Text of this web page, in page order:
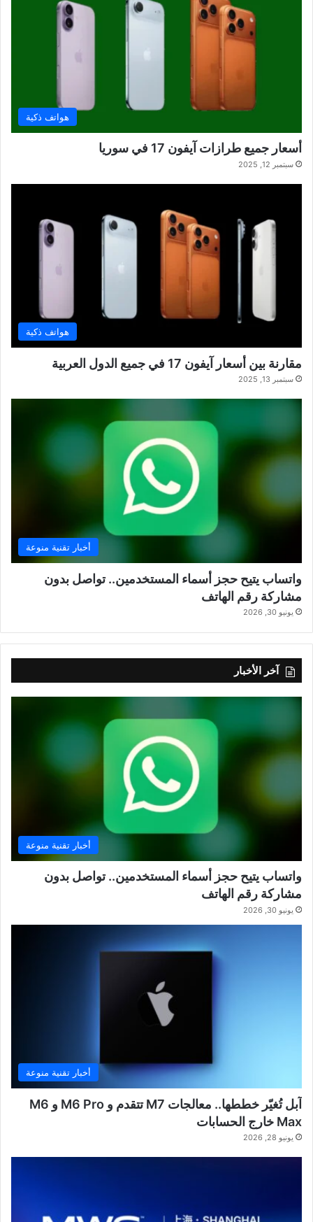
هواتف ذكية
أسعار جميع طرازات آيفون 17 في سوريا
سبتمبر 12, 2025
هواتف ذكية
مقارنة بين أسعار آيفون 17 في جميع الدول العربية
سبتمبر 13, 2025
أخبار تقنية منوعة
واتساب يتيح حجز أسماء المستخدمين.. تواصل بدون
مشاركة رقم الهاتف
يونيو 30, 2026
آخر الأخبار
أخبار تقنية منوعة
واتساب يتيح حجز أسماء المستخدمين.. تواصل بدون
مشاركة رقم الهاتف
يونيو 30, 2026
أخبار تقنية منوعة
آبل تُغيّر خططها.. معالجات M7 تتقدم و M6 Pro و M6
Max خارج الحسابات
يونيو 28, 2026